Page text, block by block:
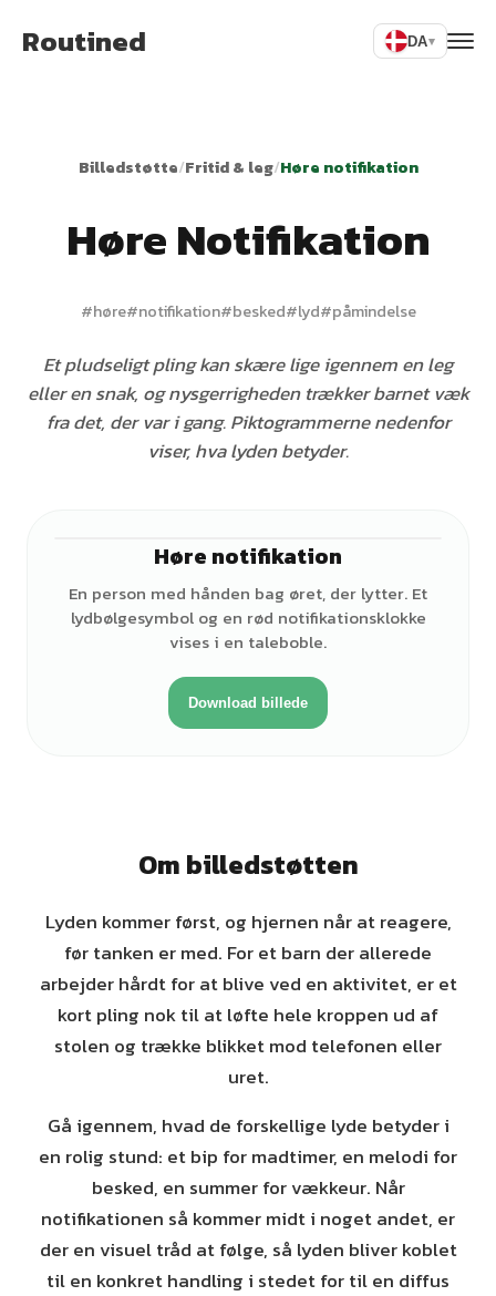
Routined DA▾
Billedstøtte/Fritid & leg/Høre notifikation
Høre Notifikation
#høre#notifikation#besked#lyd#påmindelse
Et pludseligt pling kan skære lige igennem en leg
eller en snak, og nysgerrigheden trækker barnet væk
fra det, der var i gang. Piktogrammerne nedenfor
viser, hva lyden betyder.
Høre notifikation
En person med hånden bag øret, der lytter. Et
lydbølgesymbol og en rød notifikationsklokke
vises i en taleboble.
Download billede
Om billedstøtten
Lyden kommer først, og hjernen når at reagere,
før tanken er med. For et barn der allerede
arbejder hårdt for at blive ved en aktivitet, er et
kort pling nok til at løfte hele kroppen ud af
stolen og trække blikket mod telefonen eller
uret.
Gå igennem, hvad de forskellige lyde betyder i
en rolig stund: et bip for madtimer, en melodi for
besked, en summer for vækkeur. Når
notifikationen så kommer midt i noget andet, er
der en visuel tråd at følge, så lyden bliver koblet
til en konkret handling i stedet for til en diffus